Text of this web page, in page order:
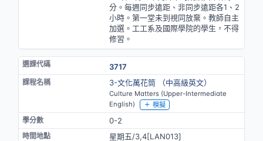
分。每週同步遠距、非同步遠距各1、2
小時。第一堂未到視同放棄。教師自主
加選。工工系及國際學院的學生，不得
修習。
3717
3-文化萬花筒 （中高級英文）
Culture Matters (Upper-Intermediate
English)
模擬
0-2
星期五/3,4[LAN013]